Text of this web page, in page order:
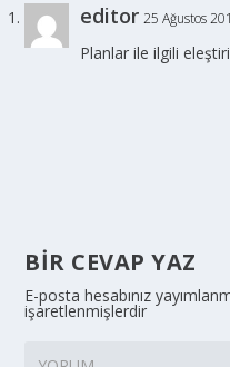
editor 25 Ağustos
Planlar ile ilgili
BIR CEVAP YAZ
E-posta hesabınız
işaretlenmişlerdir